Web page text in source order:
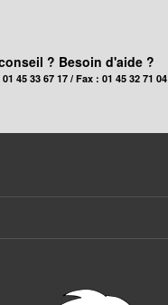
? Besoin d'aide ?
45 33 67 17 / Fax : 01 45 32 71 04